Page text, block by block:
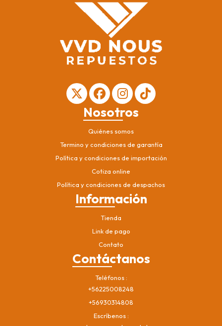
Nosotros
Quiénes somos
Termino y condiciones de garantía
Política y condiciones de importación
Cotiza online
Política y condiciones de despachos
Información
Tienda
Link de pago
Contato
Contáctanos
Teléfonos
+56225008248
+56930314808
Escríbenos